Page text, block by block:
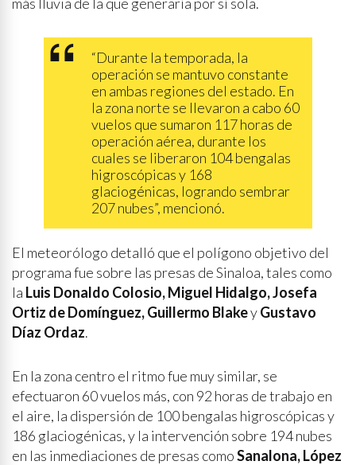
“Durante la temporada, la
operación se mantuvo constante
en ambas regiones del estado. En
la zona norte se llevaron a cabo 60
vuelos que sumaron 117 horas de
operación aérea, durante los
cuales se liberaron 104 bengalas
higroscópicas y 168
glaciogénicas, logrando sembrar
207 nubes”, mencionó.
El meteorólogo detalló que el polígono objetivo del
programa fue sobre las presas de Sinaloa, tales como
la Luis Donaldo Colosio, Miguel Hidalgo, Josefa
Ortiz de Domínguez, Guillermo BlakeyGustavo
Díaz Ordaz.
En la zona centro el ritmo fue muy similar, se
efectuaron 60 vuelos más, con 92 horas de trabajo en
el aire, la dispersión de 100 bengalas higroscópicas y
186 glaciogénicas, y la intervención sobre 194 nubes
en las inmediaciones de presas comoSanalona, López